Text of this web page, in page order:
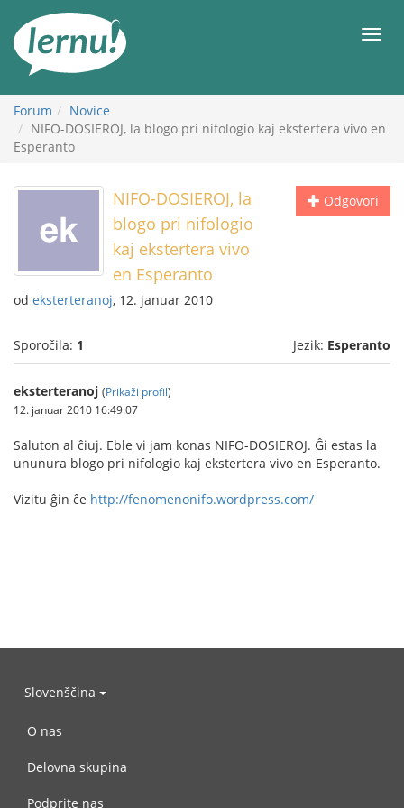
vsebini
Meni
Forum
Novice
NIFO-DOSIEROJ, la blogo pri nifologio kaj ekstertera vivo en
Esperanto
Odgovori
NIFO-DOSIEROJ, la
blogo pri nifologio
kaj ekstertera vivo
en Esperanto
od eksterteranoj, 12. januar 2010
Sporočila: 1 Jezik: Esperanto
eksterteranoj (Prikaži profil)
12. januar 2010 16:49:07
Saluton al ĉiuj. Eble vi jam konas NIFO-DOSIEROJ. Ĝi estas la
ununura blogo pri nifologio kaj ekstertera vivo en Esperanto.
Vizitu ĝin ĉe http://fenomenonifo.wordpress.com/
Slovenščina
O nas
Delovna skupina
Podprite nas